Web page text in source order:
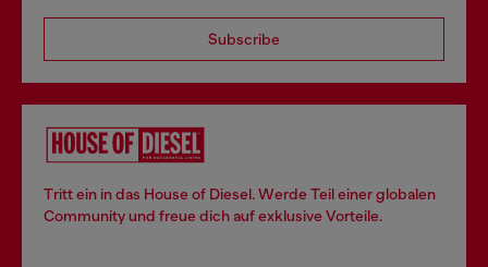
Subscribe
Tritt ein in das House of Diesel. Werde Teil einer globalen
Community und freue dich auf exklusive Vorteile.